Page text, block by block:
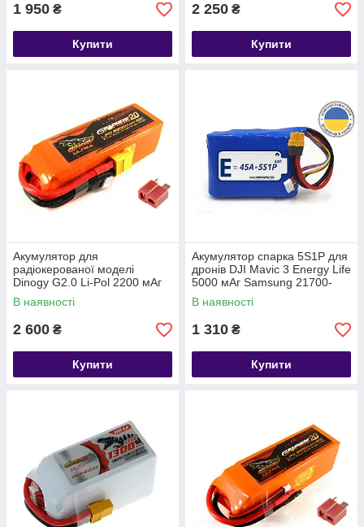
1 950 ₴
Купити
2 250 ₴
Купити
Акумулятор для
радіокерованої моделі
Dinogy G2.0 Li-Pol 2200 мАг
14.8 В 4S T-Plug 80C
В наявності
2 600 ₴
Купити
Акумулятор спарка 5S1P для
дронів DJI Mavic 3 Energy Life
5000 мАг Samsung 21700-
50S Li-Ion 12AWG XT60-F
(001)
В наявності
1 310 ₴
Купити